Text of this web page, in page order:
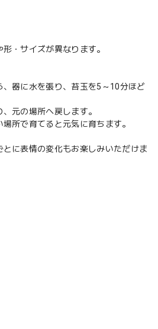
・サイズが異なります。
器に水を張り、苔玉を5～10分ほど
元の場所へ戻します。
所で育てると元気に育ちます。
に表情の変化もお楽しみいただけま